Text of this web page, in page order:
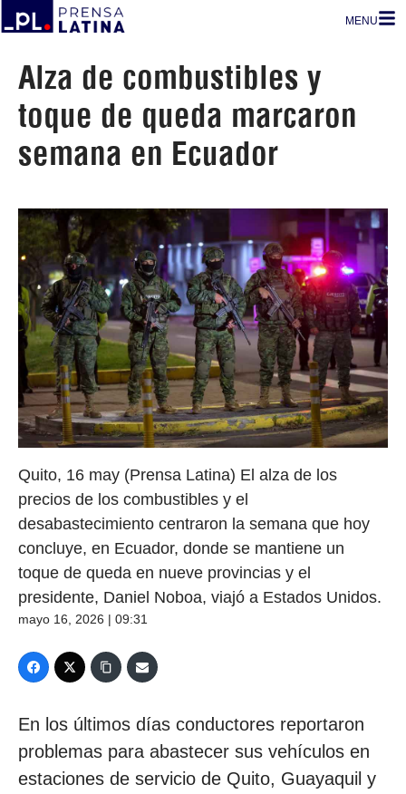
MENU
Alza de combustibles y
toque de queda marcaron
semana en Ecuador
Quito, 16 may (Prensa Latina) El alza de los
precios de los combustibles y el
desabastecimiento centraron la semana que hoy
concluye, en Ecuador, donde se mantiene un
toque de queda en nueve provincias y el
presidente, Daniel Noboa, viajó a Estados Unidos.
mayo 16, 2026 | 09:31
En los últimos días conductores reportaron
problemas para abastecer sus vehículos en
estaciones de servicio de Quito, Guayaquil y